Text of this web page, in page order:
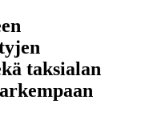
taksialan